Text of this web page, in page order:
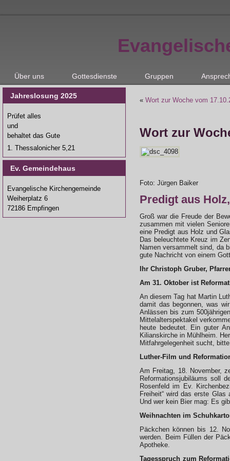
Über uns Gottesdienste Gruppen
Jahreslosung 2025
Prüfet alles
und
behaltet das Gute
1. Thessalonicher 5,21
Ev. Gemeindehaus
Evangelische Kirchengemeinde
Weiherplatz 6
72186 Empfingen
« Wort zur Woche vom
Wort zur
Foto: Jürgen Baiker
Predigt aus
Groß war die Freude der
zusammen mit vielen
eine Predigt aus Holz und
Das beleuchtete Kreuz im
Namen versammelt sind, da
gute Nachricht von einem
Ihr Christoph Gruber,
Am 31. Oktober ist
An diesem Tag hat Martin
damit das begonnen, was
Anlässen bis zum
Mittelalterspektakel
heute bedeutet. Ein guter
Kilianskirche in Mühlheim.
Mitfahrgelegenheit sucht,
Luther-Film und
Am Freitag, 18. November,
Reformationsjubiläums soll
Rosenfeld im Ev.
Freiheit“ wird das erste
Und wer kein Bier mag: Es
Weihnachten im
Päckchen können bis 12.
werden. Beim Füllen der
Apotheke.
Tagesspruch zum